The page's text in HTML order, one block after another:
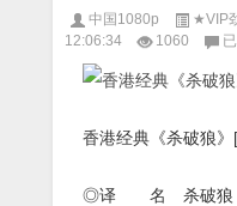
中国1080p ★VIP
12:06:34
1060
香
经
破
[国
香港经典《杀破狼
◎译 名 杀破狼 /